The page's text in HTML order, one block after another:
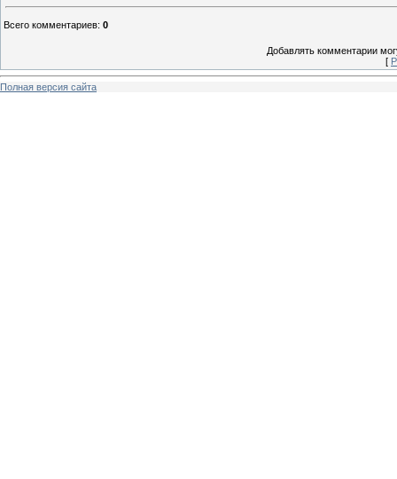
Всего комментариев: 0
Добавлять комментарии
[
Полная версия сайта